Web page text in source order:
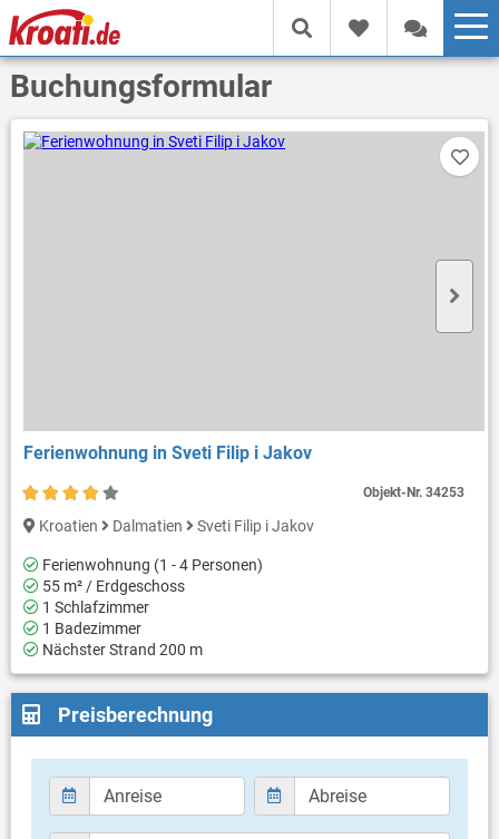
Buchungsformular
Ferienwohnung in Sveti Filip i Jakov
Kroatien Dalmatien Sveti Filip i Jakov
Ferienwohnung (1 - 4 Personen)
55 m² / Erdgeschoss
1 Schlafzimmer
1 Badezimmer
Nächster Strand 200 m
Objekt-Nr. 34253
Preisberechnung